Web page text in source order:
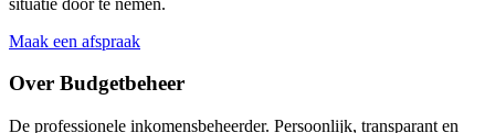
Maak een afspraak
Over Budgetbeheer
De professionele inkomensbeheerder. Persoonlijk, transparant en